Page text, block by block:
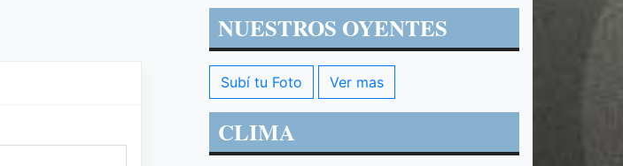
NUESTROS OYENTES
Subí tu Foto Ver mas
CLIMA